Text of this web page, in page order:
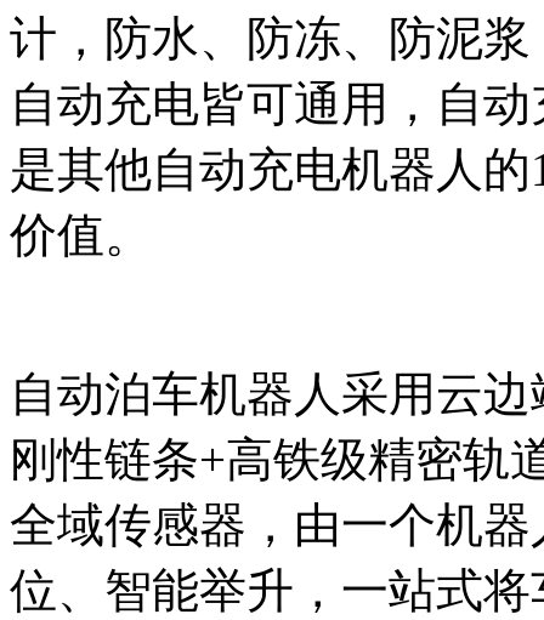
计，防水、防冻、防泥
自动充电皆可通用，自
是其他自动充电机器人
价值。
自动泊车机器人采用云
刚性链条+高铁级精密轨
全域传感器，由一个机
位、智能举升，一站式